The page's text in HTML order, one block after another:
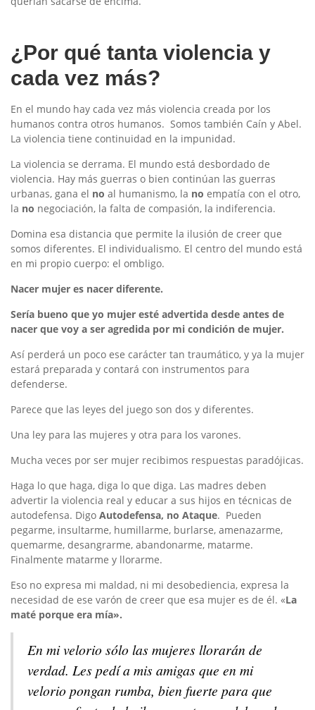
¿Por qué tanta violencia y
cada vez más?
En el mundo hay cada vez más violencia creada por los
humanos contra otros humanos. Somos también Caín y Abel.
La violencia tiene continuidad en la impunidad.
La violencia se derrama. El mundo está desbordado de
violencia. Hay más guerras o bien continúan las guerras
urbanas, gana el no al humanismo, la no empatía con el otro,
la no negociación, la falta de compasión, la indiferencia.
Domina esa distancia que permite la ilusión de creer que
somos diferentes. El individualismo. El centro del mundo está
en mi propio cuerpo: el ombligo.
Nacer mujer es nacer diferente.
Sería bueno que yo mujer esté advertida desde antes de
nacer que voy a ser agredida por mi condición de mujer.
Así perderá un poco ese carácter tan traumático, y ya la mujer
estará preparada y contará con instrumentos para
defenderse.
Parece que las leyes del juego son dos y diferentes.
Una ley para las mujeres y otra para los varones.
Mucha veces por ser mujer recibimos respuestas paradójicas.
Haga lo que haga, diga lo que diga. Las madres deben
advertir la violencia real y educar a sus hijos en técnicas de
autodefensa. Digo Autodefensa, no Ataque. Pueden
pegarme, insultarme, humillarme, burlarse, amenazarme,
quemarme, desangrarme, abandonarme, matarme.
Finalmente matarme y llorarme.
Eso no expresa mi maldad, ni mi desobediencia, expresa la
necesidad de ese varón de creer que esa mujer es de él. «La
maté porque era mía».
En mi velorio sólo las mujeres llorarán de
verdad. Les pedí a mis amigas que en mi
velorio pongan rumba, bien fuerte para que